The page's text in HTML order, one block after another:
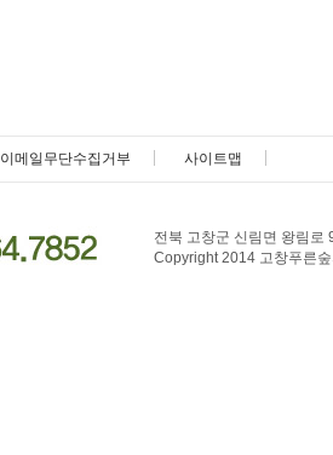
이메일무단수집거부 사이트맵
전북 고창군 신림면 왕림로
Copyright 2014 고창푸른